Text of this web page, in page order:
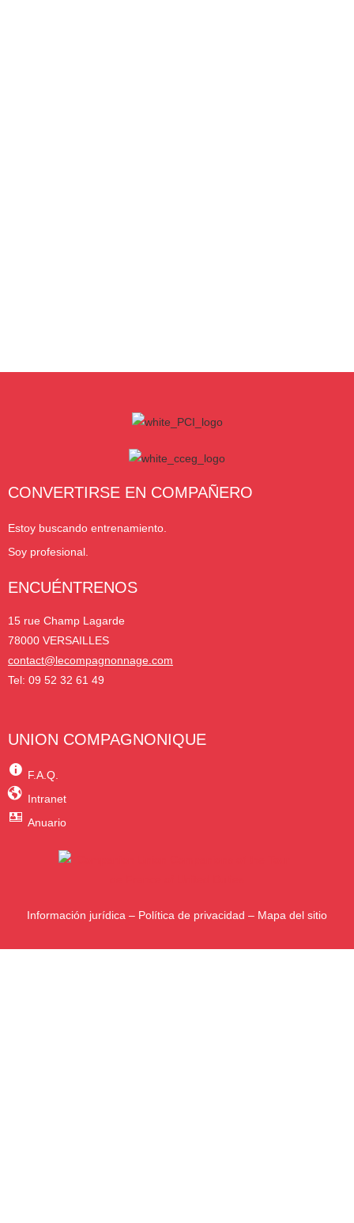
CONVERTIRSE EN COMPAÑERO
Estoy buscando entrenamiento.
Soy profesional.
ENCUÉNTRENOS
15 rue Champ Lagarde
78000 VERSAILLES
contact@lecompagnonnage.com
Tel: 09 52 32 61 49
UNION COMPAGNONIQUE
F.A.Q.
Intranet
Anuario
Información jurídica – Política de privacidad – Mapa del sitio